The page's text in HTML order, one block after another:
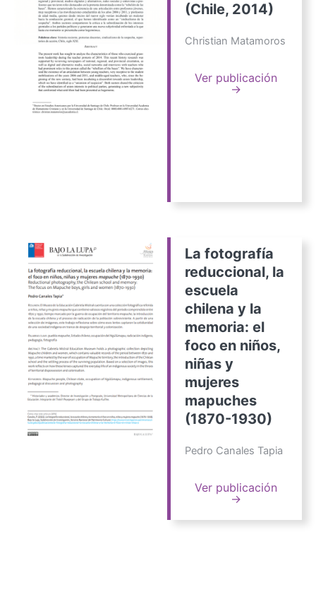
(Chile, 2014)
Christian Matamoros
Ver publicación
→
La fotografía
reduccional, la
escuela
chilena y la
memoria: el
foco en niños,
niñas y
mujeres
mapuches
(1870-1930)
Pedro Canales Tapia
Ver publicación
→